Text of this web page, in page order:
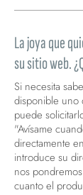
La joya que
su sitio web.
Si necesita
disponible uno
puede
"Avísame
directamente
introduce su
nos
cuanto el